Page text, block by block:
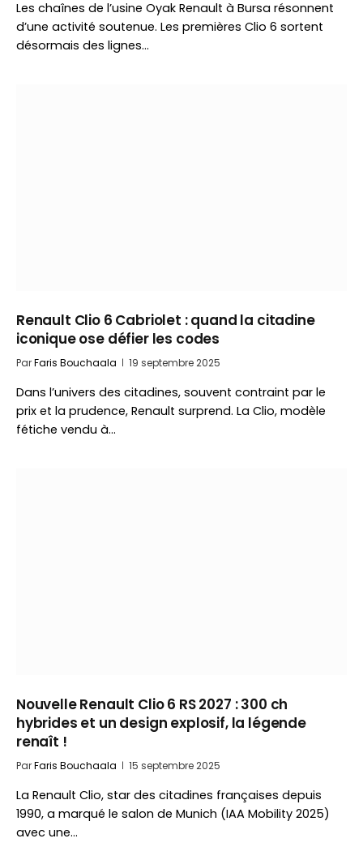
Les chaînes de l’usine Oyak Renault à Bursa résonnent
d’une activité soutenue. Les premières Clio 6 sortent
désormais des lignes…
Renault Clio 6 Cabriolet : quand la citadine
iconique ose défier les codes
ParFaris Bouchaala 19 septembre 2025
Dans l’univers des citadines, souvent contraint par le
prix et la prudence, Renault surprend. La Clio, modèle
fétiche vendu à…
Nouvelle Renault Clio 6 RS 2027 : 300 ch
hybrides et un design explosif, la légende
renaît !
ParFaris Bouchaala 15 septembre 2025
La Renault Clio, star des citadines françaises depuis
1990, a marqué le salon de Munich (IAA Mobility 2025)
avec une…